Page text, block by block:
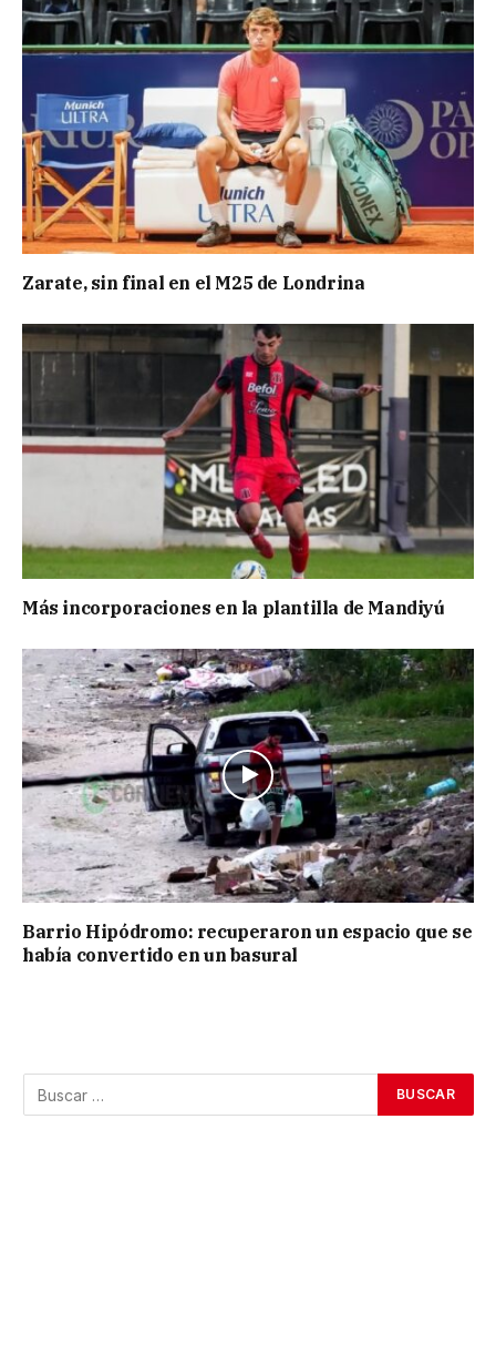
Zarate, sin final en el M25 de Londrina
Más incorporaciones en la plantilla de Mandiyú
Barrio Hipódromo: recuperaron un espacio que se
había convertido en un basural